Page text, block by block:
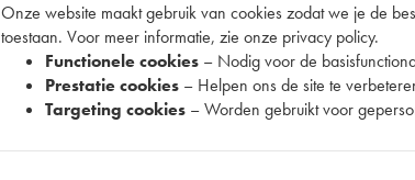
TT 11CV/
Onze website maakt gebruik van cookies zodat we je de
toestaan. Voor meer informatie, zie onze privacy policy.
Functionele cookies – Nodig voor de
Prestatie cookies – Helpen ons de site te
Targeting cookies – Worden gebruikt voor